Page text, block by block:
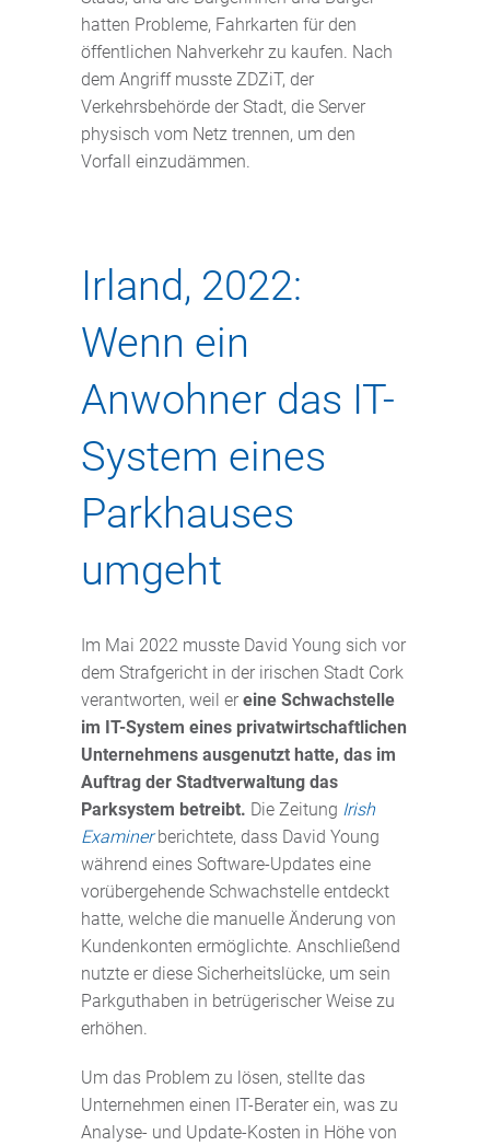
hatten Probleme, Fahrkarten für den
öffentlichen Nahverkehr zu kaufen. Nach
dem Angriff musste ZDZiT, der
Verkehrsbehörde der Stadt, die Server
physisch vom Netz trennen, um den
Vorfall einzudämmen.
Irland, 2022:
Wenn ein
Anwohner das IT-
System eines
Parkhauses
umgeht
Im Mai 2022 musste David Young sich vor
dem Strafgericht in der irischen Stadt Cork
verantworten, weil er eine Schwachstelle
im IT-System eines privatwirtschaftlichen
Unternehmens ausgenutzt hatte, das im
Auftrag der Stadtverwaltung das
Parksystem betreibt. Die Zeitung Irish
Examinerberichtete, dass David Young
während eines Software-Updates eine
vorübergehende Schwachstelle entdeckt
hatte, welche die manuelle Änderung von
Kundenkonten ermöglichte. Anschließend
nutzte er diese Sicherheitslücke, um sein
Parkguthaben in betrügerischer Weise zu
erhöhen.
Um das Problem zu lösen, stellte das
Unternehmen einen IT-Berater ein, was zu
Analyse- und Update-Kosten in Höhe von